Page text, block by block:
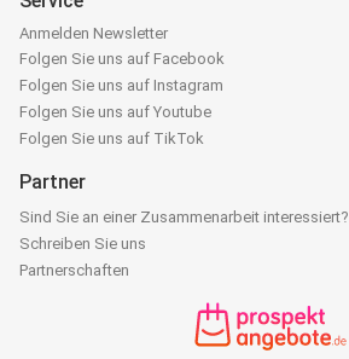
Anmelden Newsletter
Folgen Sie uns auf Facebook
Folgen Sie uns auf Instagram
Folgen Sie uns auf Youtube
Folgen Sie uns auf TikTok
Partner
Sind Sie an einer Zusammenarbeit interessiert?
Schreiben Sie uns
Partnerschaften